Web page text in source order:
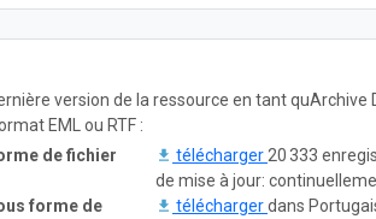
version de la ressource en tant quArchive
EML ou RTF :
de fichier
télécharger 20 333
de mise à jour:
forme de
téléchargerdans